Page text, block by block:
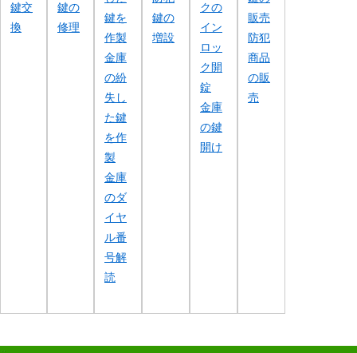
鍵交
換
鍵の
修理
鍵を
作製
金庫
の紛
失し
た鍵
を作
製
金庫
のダ
イヤ
ル番
号解
読
鍵の
増設
クの
イン
ロッ
ク開
錠
金庫
の鍵
開け
販売
防犯
商品
の販
売